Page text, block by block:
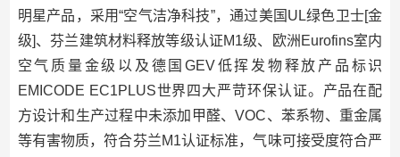
明星产品，采用“空气洁净科技”，通过美国UL绿色卫士[金
级]、芬兰建筑材料释放等级认证M1级、欧洲Eurofins室内
空气质量金级以及德国GEV低挥发物释放产品标识
EMICODE EC1PLUS世界四大严苛环保认证。产品在配
方设计和生产过程中未添加甲醛、VOC、苯系物、重金属
等有害物质，符合芬兰M1认证标准，气味可接受度符合严